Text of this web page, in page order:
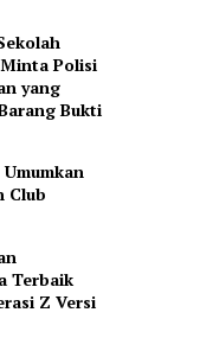
Minta Polisi
yang
Bukti
Club
Terbaik
Z Versi